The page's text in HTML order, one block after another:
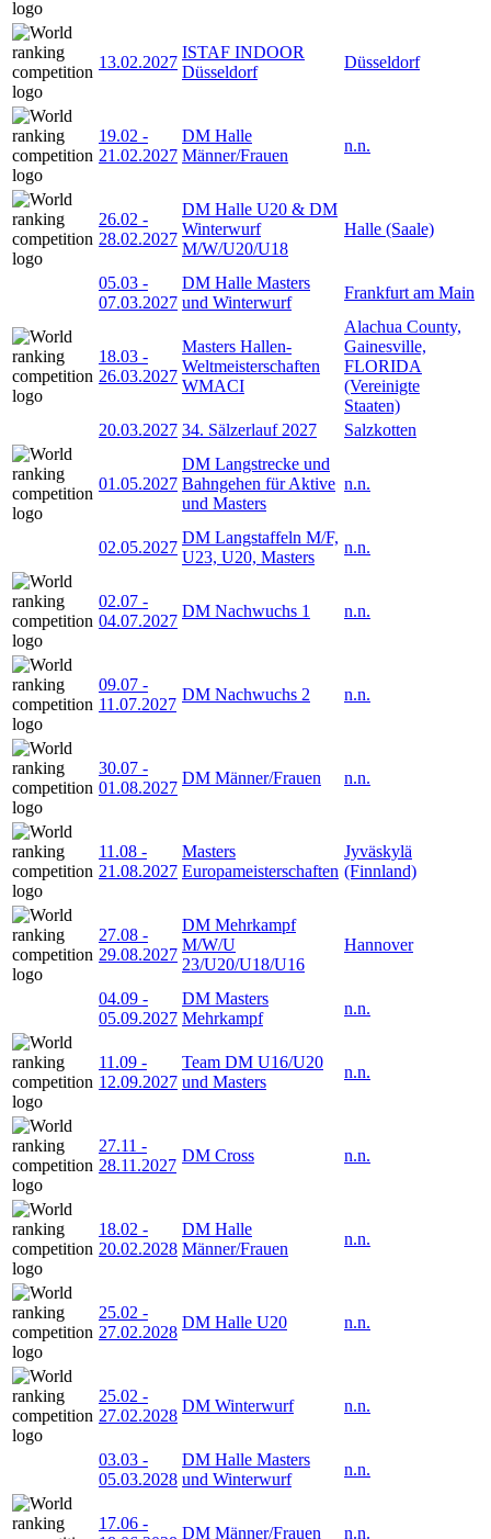
13.02.2027
ISTAF INDOOR
Düsseldorf
Düsseldorf
19.02 -
21.02.2027
DM Halle
Männer/Frauen
n.n.
26.02 -
28.02.2027
DM Halle U20 & DM
Winterwurf
M/W/U20/U18
Halle (Saale)
05.03 -
07.03.2027
DM Halle Masters
und Winterwurf
Frankfurt am Main
18.03 -
26.03.2027
Masters Hallen-
Weltmeisterschaften
WMACI
Alachua County,
Gainesville,
FLORIDA
(Vereinigte
Staaten)
20.03.2027 34. Sälzerlauf 2027 Salzkotten
01.05.2027
DM Langstrecke und
Bahngehen für Aktive
und Masters
n.n.
02.05.2027
DM Langstaffeln M/F,
U23, U20, Masters
n.n.
02.07 -
04.07.2027
DM Nachwuchs 1 n.n.
09.07 -
11.07.2027
DM Nachwuchs 2 n.n.
30.07 -
01.08.2027
DM Männer/Frauen n.n.
11.08 -
21.08.2027
Masters
Europameisterschaften
Jyväskylä
(Finnland)
27.08 -
29.08.2027
DM Mehrkampf
M/W/U
23/U20/U18/U16
Hannover
04.09 -
05.09.2027
DM Masters
Mehrkampf
n.n.
11.09 -
12.09.2027
Team DM U16/U20
und Masters
n.n.
27.11 -
28.11.2027
DM Cross n.n.
18.02 -
20.02.2028
DM Halle
Männer/Frauen
n.n.
25.02 -
27.02.2028
DM Halle U20 n.n.
25.02 -
27.02.2028
DM Winterwurf n.n.
03.03 -
05.03.2028
DM Halle Masters
und Winterwurf
n.n.
17.06 -
DM Männer/Frauen n.n.